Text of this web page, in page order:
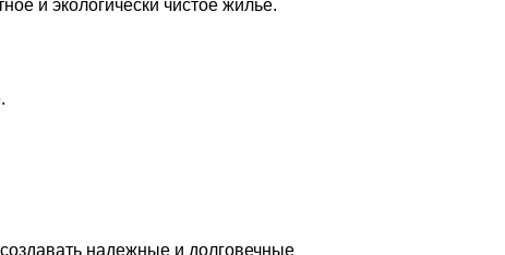
и экологически чистое жилье.
надежные и долговечные